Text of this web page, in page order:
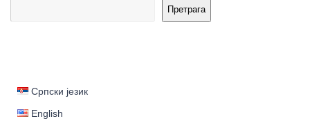
Претрага
Српски језик
English